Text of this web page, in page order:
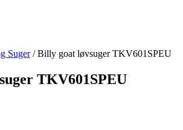
Suger/ Billy goat løvsuger TKV601SPEU
TKV601SPEU